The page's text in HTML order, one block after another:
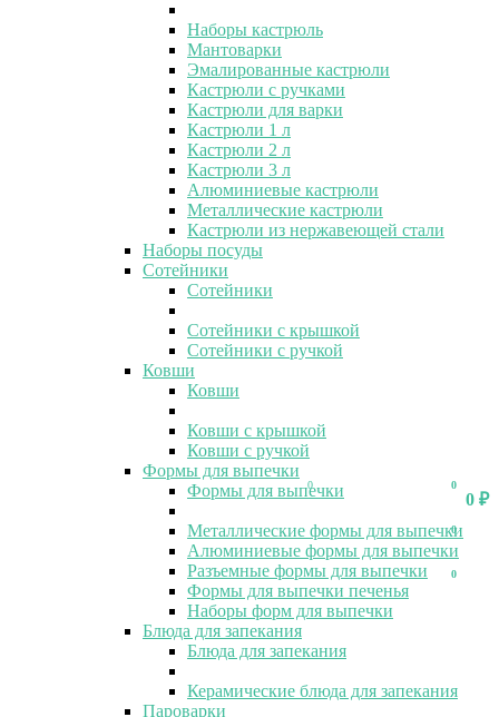
0
0 ₽
0
0
0
Наборы кастрюль
Мантоварки
Эмалированные кастрюли
Кастрюли с ручками
Кастрюли для варки
Кастрюли 1 л
Кастрюли 2 л
Кастрюли 3 л
Алюминиевые кастрюли
Металлические кастрюли
Кастрюли из нержавеющей стали
Наборы посуды
Сотейники
Сотейники
Сотейники с крышкой
Сотейники с ручкой
Ковши
Ковши
Ковши с крышкой
Ковши с ручкой
Формы для выпечки
Формы для выпечки
Металлические формы для выпечки
Алюминиевые формы для выпечки
Разъемные формы для выпечки
Формы для выпечки печенья
Наборы форм для выпечки
Блюда для запекания
Блюда для запекания
Керамические блюда для запекания
Пароварки